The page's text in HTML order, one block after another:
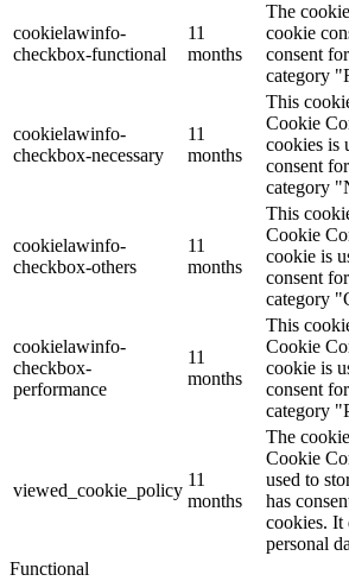
cookielawinfo-
checkbox-functional
11
months
The
cookie
consent
category
cookielawinfo-
checkbox-necessary
11
months
This
Cookie
cookies is
consent
category
cookielawinfo-
checkbox-others
11
months
This
Cookie
cookie is
consent
category
cookielawinfo-
checkbox-
performance
11
months
This
Cookie
cookie is
consent
category
viewed_cookie_policy
11
months
The
Cookie
used to
has
cookies. It
personal
Functional